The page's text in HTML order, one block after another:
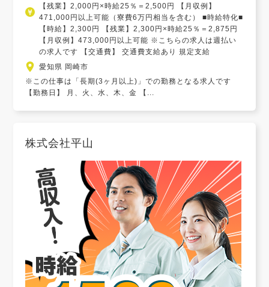
【残業】2,000円×時給25％＝2,500円 【月収例】
471,000円以上可能（寮費6万円相当を含む） ■時給特化■
【時給】2,300円 【残業】2,300円×時給25％＝2,875円
【月収例】473,000円以上可能 ※こちらの求人は週払い
の求人です 【交通費】 交通費支給あり 規定支給
愛知県 岡崎市
※この仕事は「長期(3ヶ月以上)」での勤務となる求人です
【勤務日】 月、火、水、木、金 【...
株式会社平山